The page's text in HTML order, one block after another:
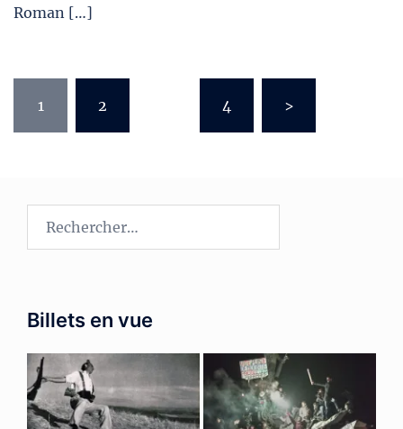
Roman […]
des
publications
1 2 4 >
Billets en vue